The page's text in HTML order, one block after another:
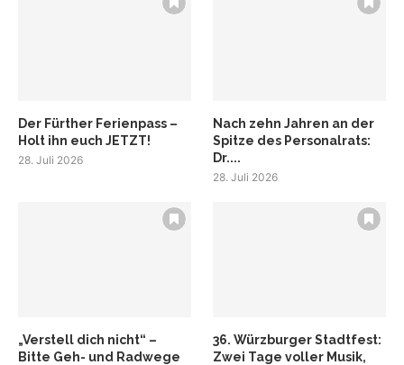
Der Fürther Ferienpass –
Holt ihn euch JETZT!
28. Juli 2026
Nach zehn Jahren an der
Spitze des Personalrats:
Dr....
28. Juli 2026
„Verstell dich nicht“ –
Bitte Geh- und Radwege
36. Würzburger Stadtfest:
Zwei Tage voller Musik,